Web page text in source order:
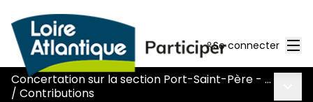
Se connecter
Concertation sur la section Port-Saint-Père - Le Pont Béranger de la route Nantes-Pornic
/ Contributions